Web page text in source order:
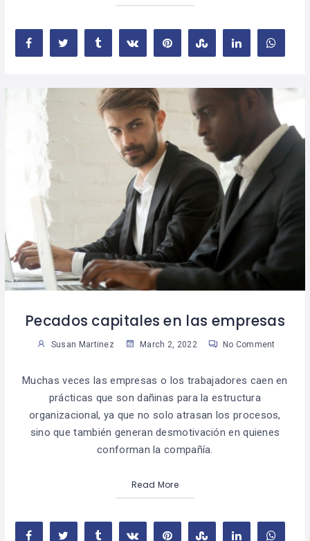
Pecados capitales en las empresas
Susan Martinez March 2, 2022 No Comment
Muchas veces las empresas o los trabajadores caen en
prácticas que son dañinas para la estructura
organizacional, ya que no solo atrasan los procesos,
sino que también generan desmotivación en quienes
conforman la compañía.
Read More